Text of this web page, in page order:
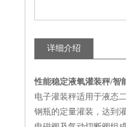
详细介绍
性能稳定液氧灌装秤/智
电子灌装秤适用于液态
钢瓶的定量灌装，达到